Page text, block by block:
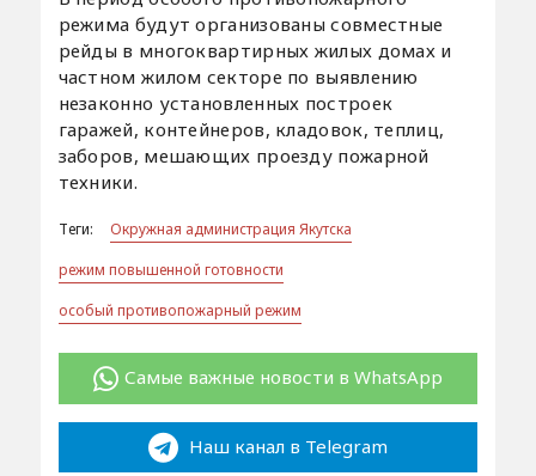
режима будут организованы совместные
рейды в многоквартирных жилых домах и
частном жилом секторе по выявлению
незаконно установленных построек
гаражей, контейнеров, кладовок, теплиц,
заборов, мешающих проезду пожарной
техники.
Теги:
Окружная администрация Якутска
режим повышенной готовности
особый противопожарный режим
Самые важные новости в WhatsApp
Наш канал в Telegram